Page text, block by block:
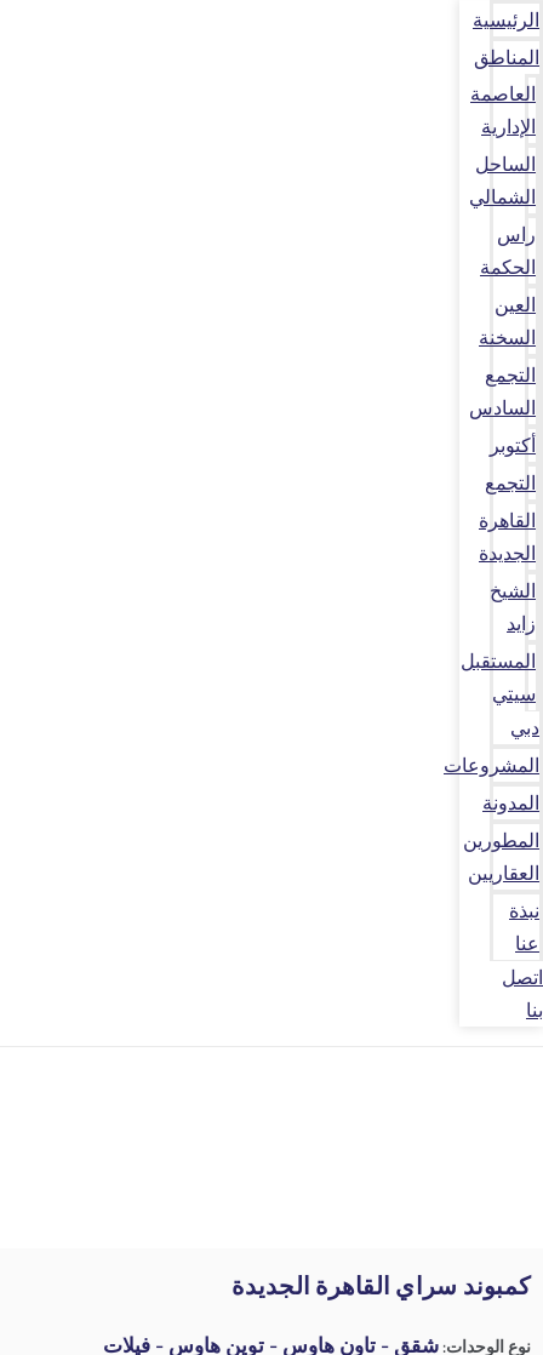
الرئيسية
المناطق
العاصمة
الإدارية
الساحل
الشمالي
راس
الحكمة
العين
السخنة
التجمع
السادس
أكتوبر
التجمع
القاهرة
الجديدة
الشيخ
زايد
المستقبل
سيتي
دبي
المشروعات
المدونة
المطورين
العقاريين
نبذة
عنا
اتصل
بنا
كمبوند سراي القاهرة الجديدة
نوع الوحدات:شقق - تاون هاوس - توين هاوس - فيلات